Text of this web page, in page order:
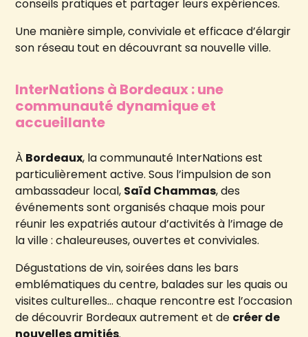
conseils pratiques et partager leurs expériences.
Une manière simple, conviviale et efficace d’élargir
son réseau tout en découvrant sa nouvelle ville.
InterNations à Bordeaux : une
communauté dynamique et
accueillante
À Bordeaux, la communauté InterNations est
particulièrement active. Sous l’impulsion de son
ambassadeur local, Saïd Chammas, des
événements sont organisés chaque mois pour
réunir les expatriés autour d’activités à l’image de
la ville : chaleureuses, ouvertes et conviviales.
Dégustations de vin, soirées dans les bars
emblématiques du centre, balades sur les quais ou
visites culturelles… chaque rencontre est l’occasion
de découvrir Bordeaux autrement et de créer de